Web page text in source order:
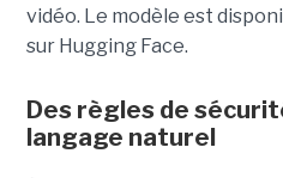
vidéo. Le modèle est
sur Hugging Face.
Des règles de
langage naturel